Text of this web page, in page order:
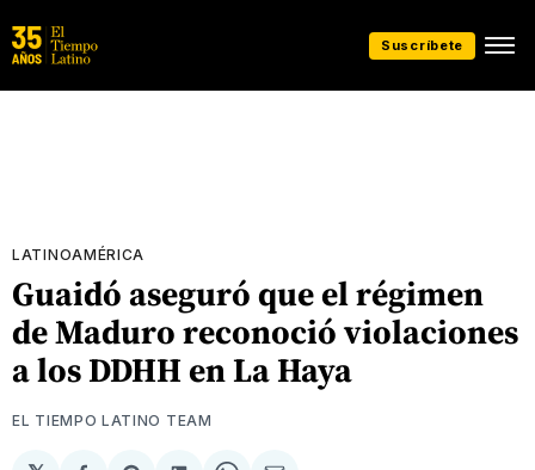
Suscríbete
LATINOAMÉRICA
Guaidó aseguró que el régimen
de Maduro reconoció violaciones
a los DDHH en La Haya
EL TIEMPO LATINO TEAM